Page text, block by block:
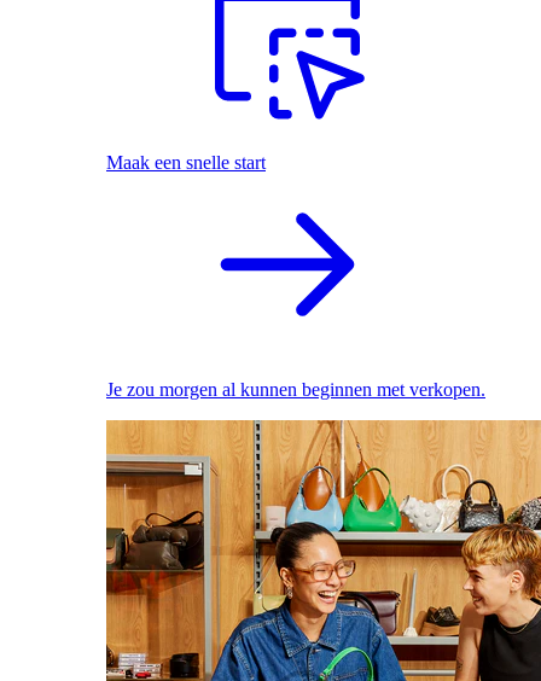
Maak een snelle start
Je zou morgen al kunnen beginnen met verkopen.